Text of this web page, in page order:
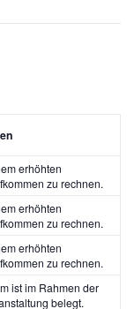
erhöhten
zu rechnen.
erhöhten
zu rechnen.
erhöhten
zu rechnen.
ist im Rahmen der
belegt.